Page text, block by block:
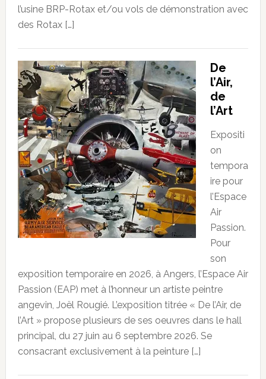
l’usine BRP-Rotax et/ou vols de démonstration avec
des Rotax […]
De
l’Air,
de
l’Art
Expositi
on
tempora
ire pour
l’Espace
Air
Passion.
Pour
son
exposition temporaire en 2026, à Angers, l’Espace Air
Passion (EAP) met à l’honneur un artiste peintre
angevin, Joël Rougié. L’exposition titrée « De l’Air, de
l’Art » propose plusieurs de ses oeuvres dans le hall
principal, du 27 juin au 6 septembre 2026. Se
consacrant exclusivement à la peinture […]